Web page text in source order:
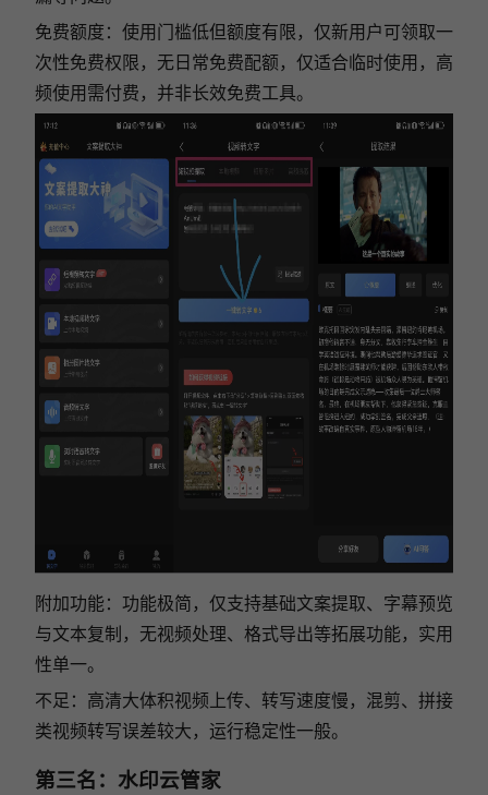
免费额度：使用门槛低但额度有限，仅新用户可领取一
次性免费权限，无日常免费配额，仅适合临时使用，高
频使用需付费，并非长效免费工具。
附加功能：功能极简，仅支持基础文案提取、字幕预览
与文本复制，无视频处理、格式导出等拓展功能，实用
性单一。
不足：高清大体积视频上传、转写速度慢，混剪、拼接
类视频转写误差较大，运行稳定性一般。
第三名：水印云管家